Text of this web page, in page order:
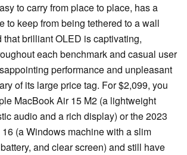
to carry from place to place, has a
to keep from being tethered to a wall
that brilliant OLED is captivating,
each benchmark and casual user
performance and unpleasant
of its large price tag. For $2,099, you
MacBook Air 15 M2 (a lightweight
audio and a rich display) or the 2023
(a Windows machine with a slim
and clear screen) and still have